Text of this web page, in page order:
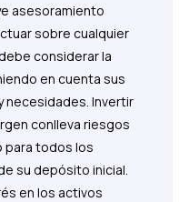
asesoramiento
sobre cualquier
considerar la
en cuenta sus
necesidades. Invertir
conlleva riesgos
para todos los
su depósito inicial.
en los activos